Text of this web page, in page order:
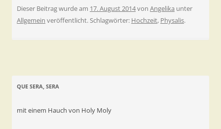
Dieser Beitrag wurde am 17. August 2014von Angelika unter
Allgemein veröffentlicht. Schlagwörter: Hochzeit, Physalis.
QUE SERA, SERA
mit einem Hauch von Holy Moly